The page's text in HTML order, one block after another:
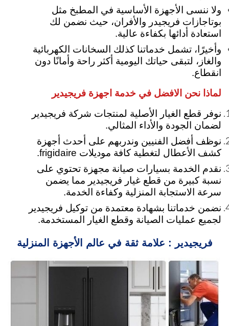
ولا ننسى الأجهزة الأساسية في المطبخ مثل
بوتاجازات فريجيدر والأفران، حيث نضمن لك
استعادة أدائها بكفاءة عالية.
وأخيرًا، تشمل خدماتنا كذلك السخانات الكهربائية
والغاز، لتبقى حياتك اليومية أكثر راحة وأمانًا دون
انقطاع.
لماذا نحن الافضل في خدمة اجهزة فريجيدير
نوفر قطع الغيار الأصلية لمنتجات شركة فريجيدير
لضمان الجودة والأداء المثالي.
نوظف أفضل الفنيين وندربهم على أحدث أجهزة
كشف الأعطال لتغطية كافة موديلات frigidaire.
نقدم الخدمة بسيارات صيانة مجهزة تحتوي على
نسبة كبيرة من قطع غيار فريجيدير مما يضمن
سرعة الاستجابة المنزلية وكفاءة الخدمة.
نضمن خدماتنا بشهادة معتمدة من توكيل فريجيدير
لجميع عمليات الصيانة وقطع الغيار المستخدمة.
فريجيدير : علامة ثقة في عالم الأجهزة المنزلية